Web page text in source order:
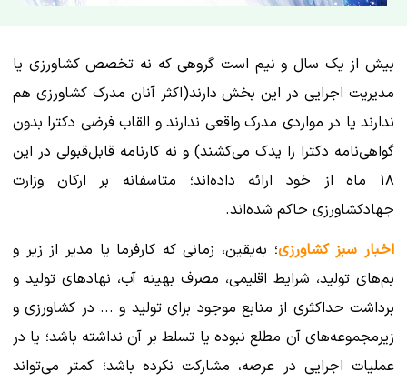
بیش از یک سال و نیم است گروهی که نه تخصص کشاورزی یا
مدیریت اجرایی در این بخش دارند(اکثر آنان مدرک کشاورزی هم
ندارند یا در مواردی مدرک واقعی ندارند و القاب فرضی دکترا بدون
گواهی‌نامه دکترا را یدک می‌کشند) و نه کارنامه قابل‌قبولی در این
۱۸ ماه از خود ارائه داده‌اند؛ متاسفانه بر ارکان وزارت
جهادکشاورزی حاکم شده‌اند.
اخبار سبز کشاورزی؛ به‌یقین، زمانی که کارفرما یا مدیر از زیر و
بم‌های تولید، شرایط اقلیمی، مصرف بهینه آب، نهادهای تولید و
برداشت حداکثری از منابع موجود برای تولید و ... در کشاورزی و
زیرمجموعه‌های آن مطلع نبوده یا تسلط بر آن نداشته باشد؛ یا در
عملیات اجرایی در عرصه، مشارکت نکرده باشد؛ کمتر می‌تواند